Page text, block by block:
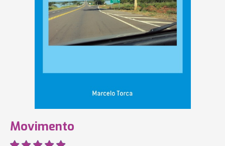
Movimento